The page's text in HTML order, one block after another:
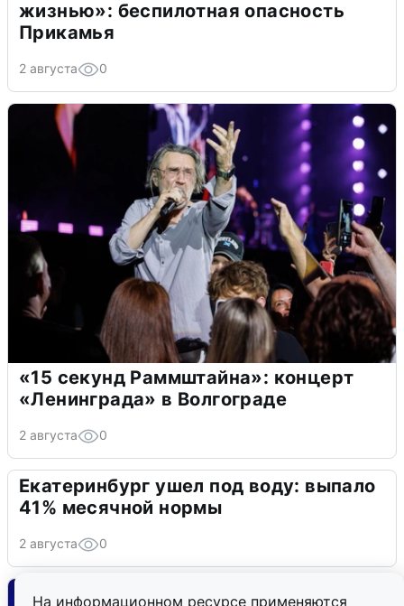
На информационном ресурсе применяются
жизнью»: беспилотная опасность
Прикамья
2 августа 0
«15 секунд Раммштайна»: концерт
«Ленинграда» в Волгограде
2 августа 0
Екатеринбург ушел под воду: выпало
41% месячной нормы
2 августа 0